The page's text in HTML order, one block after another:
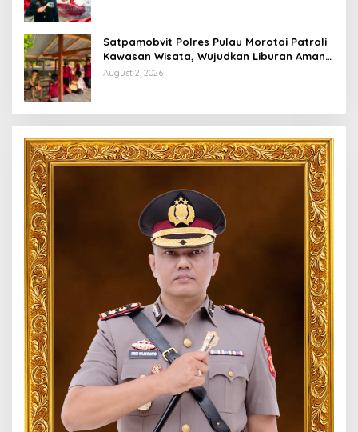
Satpamobvit Polres Pulau Morotai Patroli
Kawasan Wisata, Wujudkan Liburan Aman
dan Kondusif
August 2, 2026